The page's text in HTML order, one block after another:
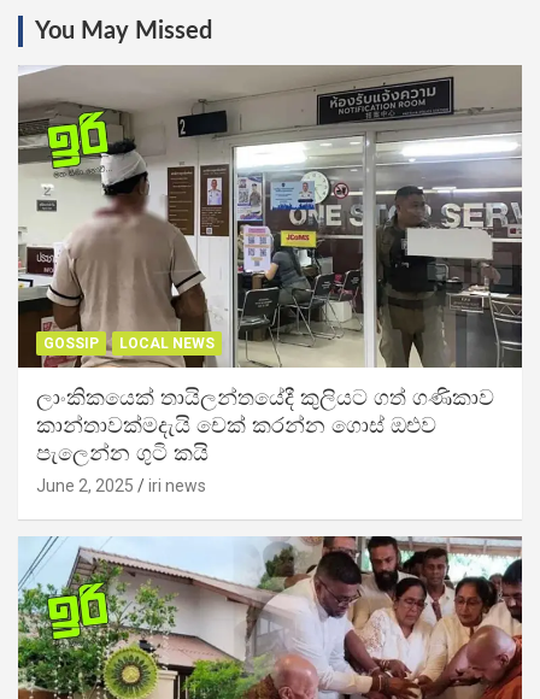
You May Missed
GOSSIP LOCAL NEWS
ලාංකිකයෙක් තායිලන්තයේදී කුලියට ගත් ගණිකාව
කාන්තාවක්මදැයි චෙක් කරන්න ගොස් ඔළුව
පැලෙන්න ගුටි කයි
June 2, 2025 iri news